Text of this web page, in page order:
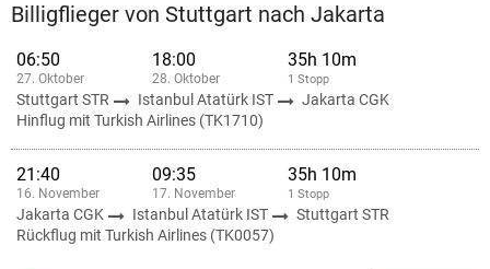
Billigflieger von Stuttgart nach Jakarta
06:50
27. Oktober
18:00
28. Oktober
35h 10m
1 Stopp
Stuttgart STR Istanbul Atatürk IST
Jakarta CGK
Hinflug mit Turkish Airlines (TK1710)
21:40
16. November
09:35
17. November
35h 10m
1 Stopp
Jakarta CGK Istanbul Atatürk IST
Stuttgart STR
Rückflug mit Turkish Airlines (TK0057)